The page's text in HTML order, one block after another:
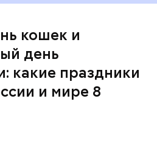
кошек и
день
какие праздники
и мире 8
бесконечности